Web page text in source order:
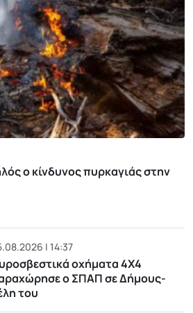
ο κίνδυνος πυρκαγιάς στην
| 14:37
οχήματα 4Χ4
ο ΣΠΑΠ σε Δήμους-
του